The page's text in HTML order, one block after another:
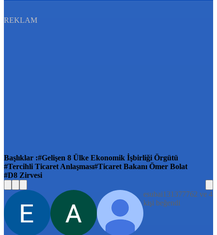
REKLAM
Başlıklar : Gelişen 8 Ülke Ekonomik İşbirliği Örgütü
Tercihli Ticaret Anlaşması Ticaret Bakanı Ömer Bolat
D8 Zirvesi
esubai131377762 ve 4
kişi beğendi